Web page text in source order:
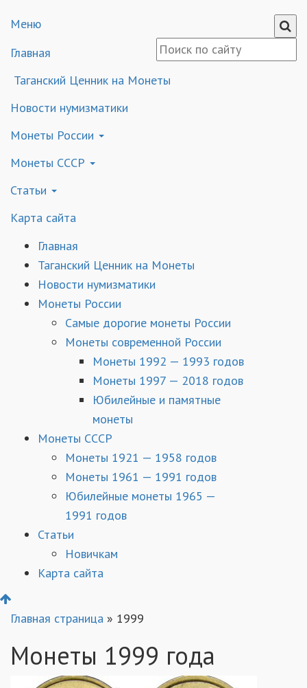
Меню
Главная
Таганский Ценник на Монеты
Новости нумизматики
Монеты России
Монеты СССР
Статьи
Карта сайта
Главная
Таганский Ценник на Монеты
Новости нумизматики
Монеты России
Самые дорогие монеты России
Монеты современной России
Монеты 1992 — 1993 годов
Монеты 1997 — 2018 годов
Юбилейные и памятные
монеты
Монеты СССР
Монеты 1921 — 1958 годов
Монеты 1961 — 1991 годов
Юбилейные монеты 1965 —
1991 годов
Статьи
Новичкам
Карта сайта
Главная страница » 1999
Монеты 1999 года